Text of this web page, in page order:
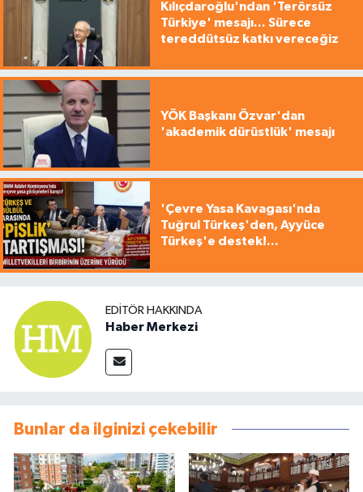
Kılıçdaroğlu'ndan 'Terörsüz
Türkiye' mesajı... Sürece
tereddütsüz katkı vereceğiz
YÖK Başkanı Özvar'dan
'akademik dürüstlük' mesajı
'Çevre Yasa Kavagası'nda
Tuğrul Türkeş'den, Ayyüce
Türkeş'e destek!...
EDITÖR HAKKINDA
Haber Merkezi
Bunlar da ilginizi çekebilir